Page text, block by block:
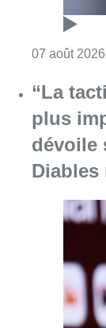
07 août 2026
“La
plus
dévoile
Diables